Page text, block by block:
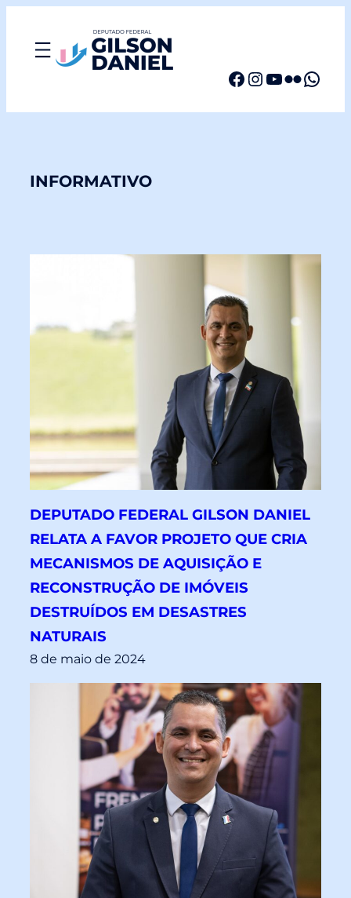
Facebook InstagramYouTube Flickr WhatsApp
INFORMATIVO
DEPUTADO FEDERAL GILSON DANIEL
RELATA A FAVOR PROJETO QUE CRIA
MECANISMOS DE AQUISIÇÃO E
RECONSTRUÇÃO DE IMÓVEIS
DESTRUÍDOS EM DESASTRES
NATURAIS
8 de maio de 2024